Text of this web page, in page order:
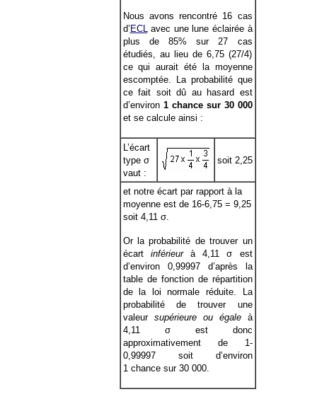
Nous avons rencontré 16 cas
d’ECL avec une lune éclairée à
plus de 85% sur 27 cas
étudiés, au lieu de 6,75 (27/4)
ce qui aurait été la moyenne
escomptée. La probabilité que
ce fait soit dû au hasard est
d’environ 1 chance sur 30 000
et se calcule ainsi :
L’écart
type σ
vaut :
soit 2,25
et notre écart par rapport à la
moyenne est de 16-6,75 = 9,25
soit 4,11 σ.
Or la probabilité de trouver un
écart inférieurà 4,11 σ est
d’environ 0,99997 d’après la
table de fonction de répartition
de la loi normale réduite. La
probabilité de trouver une
valeur supérieure ou égaleà
4,11 σ est donc
approximativement de 1-
0,99997 soit d’environ
1 chance sur 30 000.